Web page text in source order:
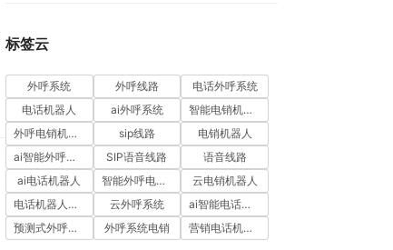
标签云
外呼系统 外呼线路
电话外呼系统
电话机器人
ai外呼系统
智能电销机器人
外呼电销机器人
sip线路
电销机器人
ai智能外呼系统
SIP语音线路
语音线路
ai电话机器人
智能外呼电销机器人
云电销机器人
电话机器人外呼
云外呼系统
ai智能电话机器人
预测式外呼系统
外呼系统电销 营销电话机器人